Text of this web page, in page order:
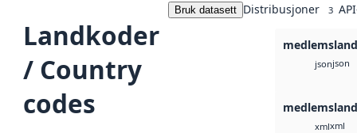
Landkoder
/ Country
codes
Bruk datasett Distribusjoner 3
jsonjson
xmlxml